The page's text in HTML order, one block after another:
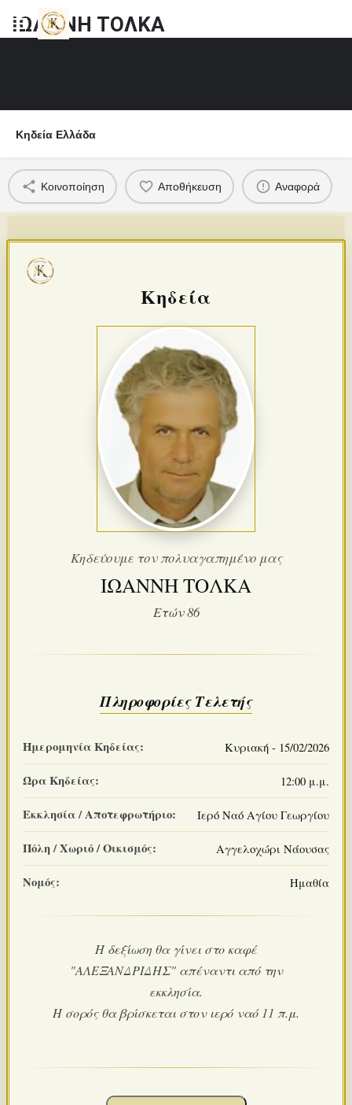
ΙΩΑΝΝΗ ΤΟΛΚΑ
Κηδεία Ελλάδα
Κοινοποίηση Αποθήκευση Αναφορά
Κηδεία
Κηδεύουμε τον πολυαγαπημένο μας
ΙΩΑΝΝΗ ΤΟΛΚΑ
Ετών 86
Πληροφορίες Τελετής
Ημερομηνία Κηδείας: Κυριακή - 15/02/2026
Ώρα Κηδείας: 12:00 μ.μ.
Εκκλησία / Αποτεφρωτήριο: Ιερό Ναό Αγίου Γεωργίου
Πόλη / Χωριό / Οικισμός: Αγγελοχώρι Νάουσας
Νομός: Ημαθία
Η δεξίωση θα γίνει στο καφέ
"ΑΛΕΞΑΝΔΡΙΔΗΣ" απέναντι από την
εκκλησία.
Η σορός θα βρίσκεται στον ιερό ναό 11 π.μ.